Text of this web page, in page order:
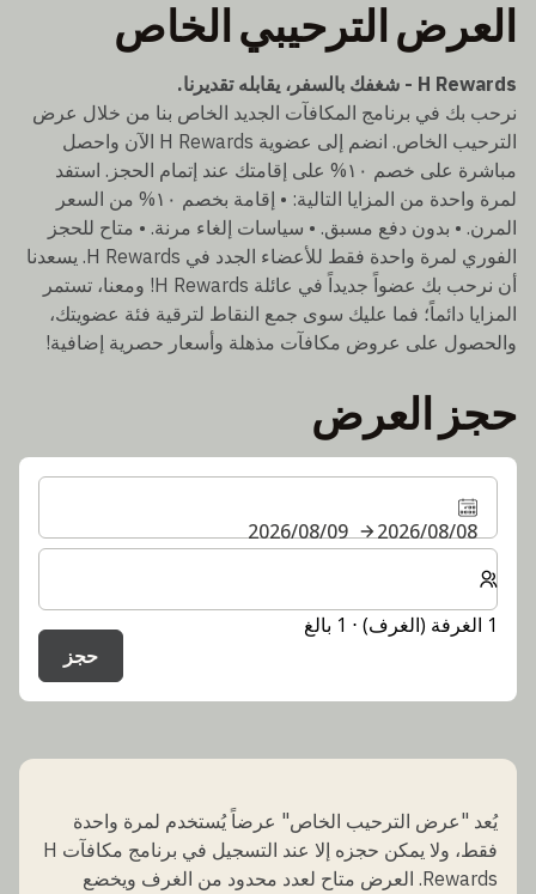
العرض الترحيبي الخاص
H Rewards - شغفك بالسفر، يقابله تقديرنا.
نرحب بك في برنامج المكافآت الجديد الخاص بنا من خلال عرض
الترحيب الخاص. انضم إلى عضوية H Rewards الآن واحصل
مباشرة على خصم ١٠% على إقامتك عند إتمام الحجز. استفد
لمرة واحدة من المزايا التالية: • إقامة بخصم ١٠% من السعر
المرن. • بدون دفع مسبق. • سياسات إلغاء مرنة. • متاح للحجز
الفوري لمرة واحدة فقط للأعضاء الجدد في H Rewards. يسعدنا
أن نرحب بك عضواً جديداً في عائلة H Rewards! ومعنا، تستمر
المزايا دائماً؛ فما عليك سوى جمع النقاط لترقية فئة عضويتك،
والحصول على عروض مكافآت مذهلة وأسعار حصرية إضافية!
حجز العرض
08‏/08‏/2026
09‏/08‏/2026
حدد عدد الغرف والضيوف لإقامتك
1 الغرفة (الغرف) ⋅ 1 بالغ
حجز
يُعد "عرض الترحيب الخاص" عرضاً يُستخدم لمرة واحدة
فقط، ولا يمكن حجزه إلا عند التسجيل في برنامج مكافآت H
Rewards. العرض متاح لعدد محدود من الغرف ويخضع